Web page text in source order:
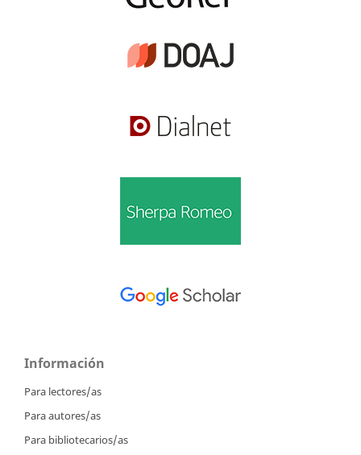
Información
Para lectores/as
Para autores/as
Para bibliotecarios/as